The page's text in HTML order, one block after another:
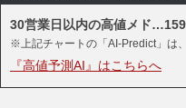
30営業日以内の高値メド
※上記チャートの「AI-Predict」は
『高値予測AI』はこちらへ